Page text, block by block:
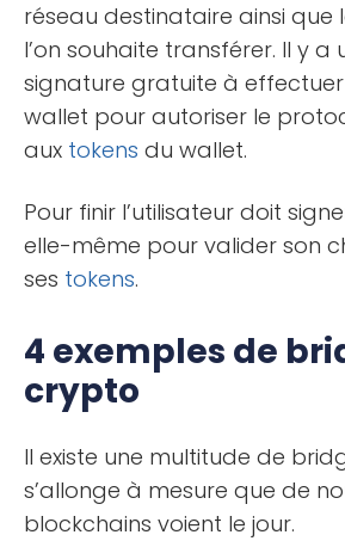
réseau destinataire ainsi que
l’on souhaite transférer. Il y a
signature gratuite à
wallet pour autoriser le
aux tokens du wallet.
Pour finir l’utilisateur doit
elle-même pour valider son
ses tokens.
4 exemples de
crypto
Il existe une multitude de
s’allonge à mesure que de
blockchains voient le jour.